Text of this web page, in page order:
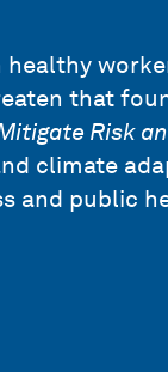
that
Risk
climate
and public